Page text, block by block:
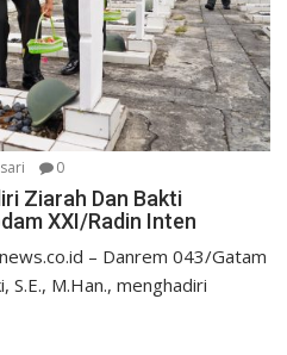
0
Ziarah Dan Bakti
XXI/Radin Inten
– Danrem 043/Gatam
S.E., M.Han., menghadiri